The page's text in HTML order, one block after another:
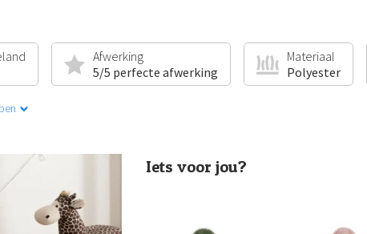
Afwerking
5/5 perfecte afwerking
Materiaal
Polyester
Iets voor jou?